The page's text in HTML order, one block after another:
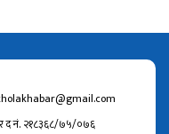
द नं. २१८३६८/७५/०७६